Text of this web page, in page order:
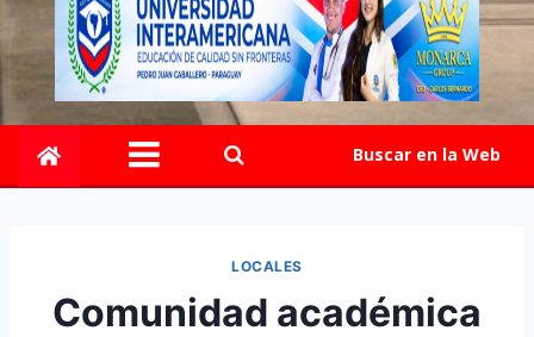
Buscar en la Web
LOCALES
Comunidad académica